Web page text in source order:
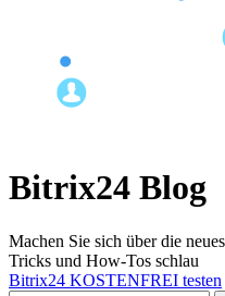
Bitrix24 Blog
Machen Sie sich über die
Tricks und How-Tos schlau
Bitrix24 KOSTENFREI testen